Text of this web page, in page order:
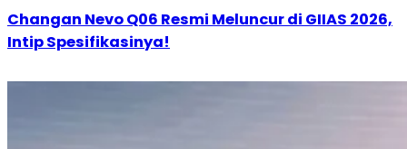
Changan Nevo Q06 Resmi Meluncur di GIIAS 2026,
Intip Spesifikasinya!